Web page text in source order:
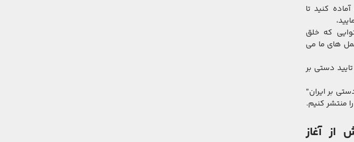
کنید تا
که خلق
های ما می
دستی بر
بر ایران”
منتشر کنیم.
از آغاز